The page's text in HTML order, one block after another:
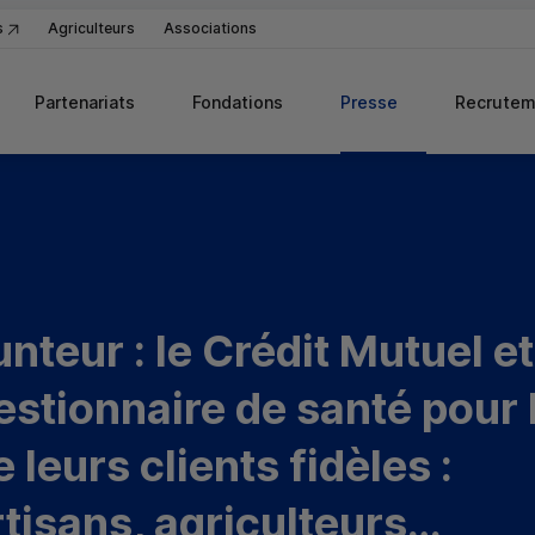
Agriculteurs Associations
Partenariats Fondations Presse
: le Crédit Mutuel
de santé pour
leurs clients fidèles :
agriculteurs…